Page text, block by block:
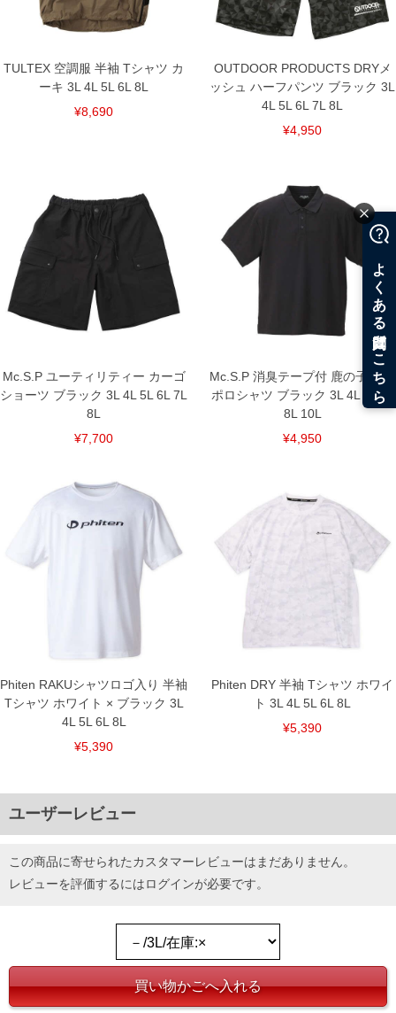
上の品が対象。1本5,999円以下の商品は有料（500円+税）となります。）
出荷まで約1週間～20日間程お時間を頂く場合がございます。
尚、裾上げした商品は返品・交換不可となりますので、予めご了承下さい。
いている、極端なデザインが施されている等)
※商品によって若干のサイズの誤差がございます。また、お客様がご使用の環境（コ
ンピュータ画面）によって、商品の色味が若干異なる場合がございます。予めご了承
※当店での掲載商品は、実店鋪と在庫を共用しておりますので店頭での売り違い、店
DETAIL
TULTEX 空調服 半袖 Tシャツ カ
ーキ 3L 4L 5L 6L 8L
¥8,690
OUTDOOR PRODUCTS DRYメ
ッシュ ハーフパンツ ブラック 3L
4L 5L 6L 7L 8L
¥4,950
Mc.S.P ユーティリティー カーゴ
ショーツ ブラック 3L 4L 5L 6L 7L
8L
¥7,700
Mc.S.P 消臭テープ付 鹿の子 半袖
ポロシャツ ブラック 3L 4L 5L 6L
8L 10L
¥4,950
Phiten RAKUシャツロゴ入り 半袖
Tシャツ ホワイト × ブラック 3L
4L 5L 6L 8L
¥5,390
Phiten DRY 半袖 Tシャツ ホワイ
ト 3L 4L 5L 6L 8L
¥5,390
ユーザーレビュー
この商品に寄せられたカスタマーレビューはまだありません。
レビューを評価するにはログインが必要です。